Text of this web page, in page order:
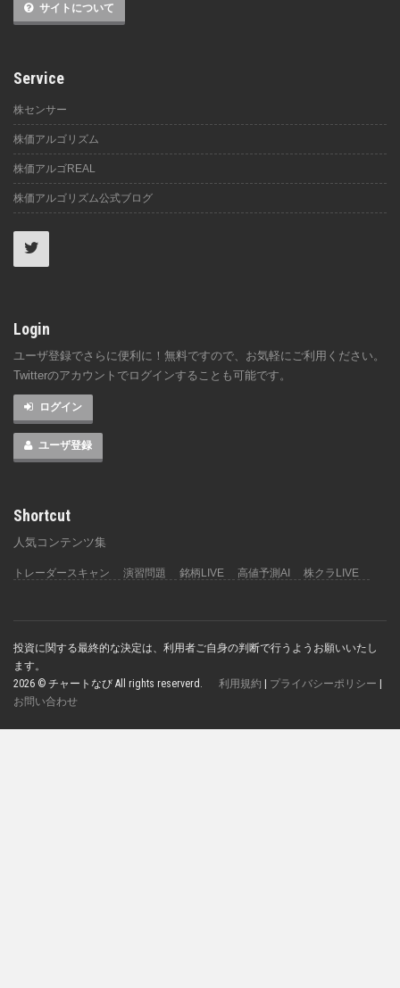
サイトについて
Service
株センサー
株価アルゴリズム
株価アルゴREAL
株価アルゴリズム公式ブログ
Login
ユーザ登録でさらに便利に！無料ですので、お気軽にご利用ください。
Twitterのアカウントでログインすることも可能です。
ログイン
ユーザ登録
Shortcut
人気コンテンツ集
トレーダースキャン 演習問題 銘柄LIVE 高値予測AI 株クラLIVE
投資に関する最終的な決定は、利用者ご自身の判断で行うようお願いいたし
ます。
2026 © チャートなび All rights reserverd. 利用規約 | プライバシーポリシー |
お問い合わせ